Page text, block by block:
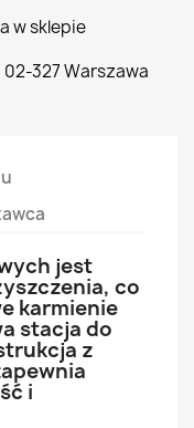
w sklepie
02-327 Warszawa
jest
co
karmienie
stacja do
z
i